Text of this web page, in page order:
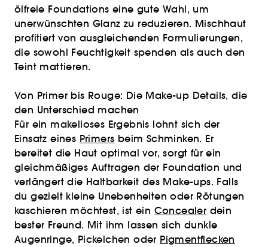
ölfreie Foundations eine gute Wahl, um
unerwünschten Glanz zu reduzieren. Mischhaut
profitiert von ausgleichenden Formulierungen,
die sowohl Feuchtigkeit spenden als auch den
Teint mattieren.
Von Primer bis Rouge: Die Make-up Details, die
den Unterschied machen
Für ein makelloses Ergebnis lohnt sich der
Einsatz eines Primers beim Schminken. Er
bereitet die Haut optimal vor, sorgt für ein
gleichmäßiges Auftragen der Foundation und
verlängert die Haltbarkeit des Make-ups. Falls
du gezielt kleine Unebenheiten oder Rötungen
kaschieren möchtest, ist ein Concealer dein
bester Freund. Mit ihm lassen sich dunkle
Augenringe, Pickelchen oder Pigmentflecken